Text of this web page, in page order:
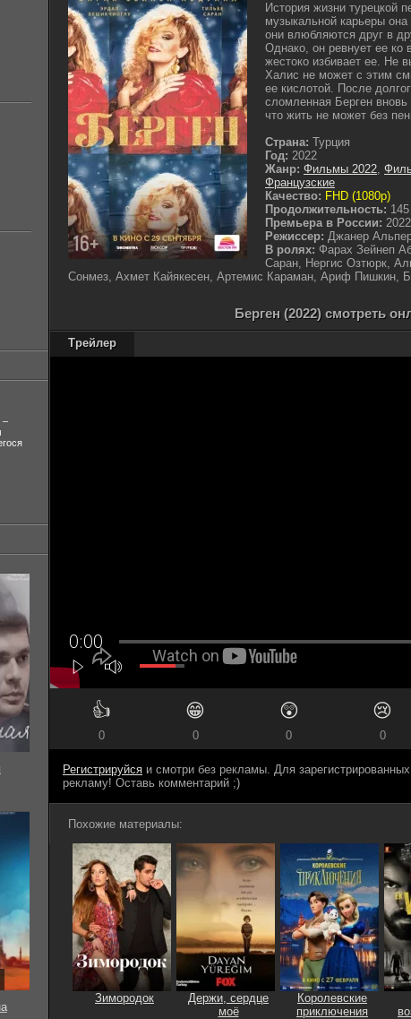
История жизни турецкой
музыкальной карьеры
они влюбляются друг в
Однако, он ревнует ее ко
жестоко избивает ее. Не
Халис не может с этим
ее кислотой. После
сломленная Берген
что жить не может без
Страна: Турция
Год: 2022
Жанр: Фильмы 2022,
Французские
Качество: FHD (1080p)
Продолжительность:
Премьера в России:
Режиссер: Джанер
В ролях: Фарах Зейнеп
Саран, Нергис Озтюрк,
Сонмез, Ахмет Кайякесен, Артемис Караман, Ариф Пишкин,
Берген (2022) смотреть
Трейлер
👍
0
😁
0
😲
0
😢
0
Регистрируйся и смотри без рекламы. Для
рекламу! Оставь комментарий ;)
Похожие материалы:
Зимородок
Держи, сердце
моё
Королевские
приключения
–